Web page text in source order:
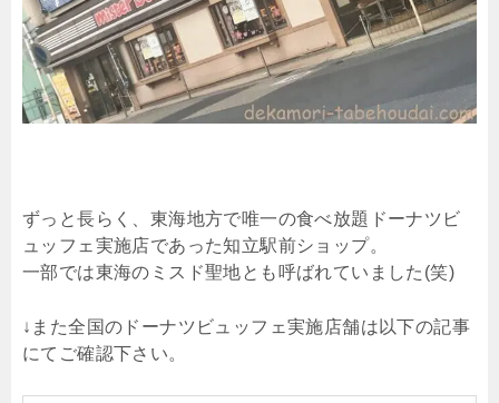
ずっと長らく、東海地方で唯一の食べ放題ドーナツビ
ュッフェ実施店であった知立駅前ショップ。
一部では東海のミスド聖地とも呼ばれていました(笑)
↓また全国のドーナツビュッフェ実施店舗は以下の記事
にてご確認下さい。